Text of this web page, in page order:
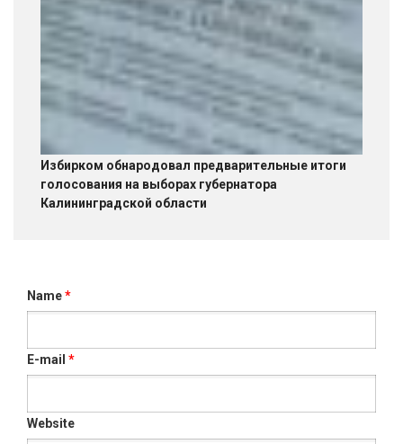
Избирком обнародовал предварительные итоги
голосования на выборах губернатора
Калининградской области
Name*
E-mail *
Website